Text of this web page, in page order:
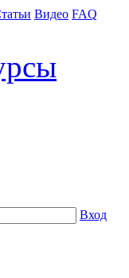
Видео FAQ
Вход